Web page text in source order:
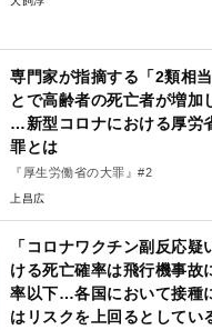
専門家が指摘する「2類相
とで高齢者の死亡者が増加
…新型コロナにおける厚労
罪とは
『厚生労働省の大罪』#2
上昌広
「コロナワクチン副反応疑
ける死亡確率は飛行機事故
率以下…各国において接種
はリスクを上回るとしてい